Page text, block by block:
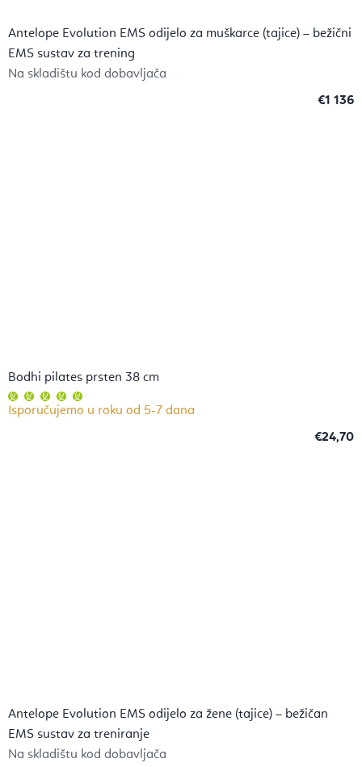
Antelope Evolution EMS odijelo za muškarce (tajice) – bežični
EMS sustav za trening
Na skladištu kod dobavljača
€1 136
Bodhi pilates prsten 38 cm
ocjena
proizvoda
Isporučujemo u roku od 5-7 dana
€24,70
Antelope Evolution EMS odijelo za žene (tajice) – bežičan
EMS sustav za treniranje
Na skladištu kod dobavljača